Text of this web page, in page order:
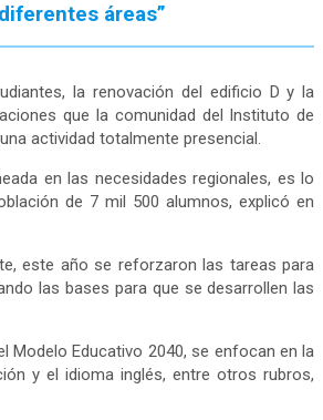
áreas”
la renovación del edificio D y la
que la comunidad del Instituto de
actividad totalmente presencial.
en las necesidades regionales, es lo
de 7 mil 500 alumnos, explicó en
este año se reforzaron las tareas para
las bases para que se desarrollen las
Modelo Educativo 2040, se enfocan en la
y el idioma inglés, entre otros rubros,